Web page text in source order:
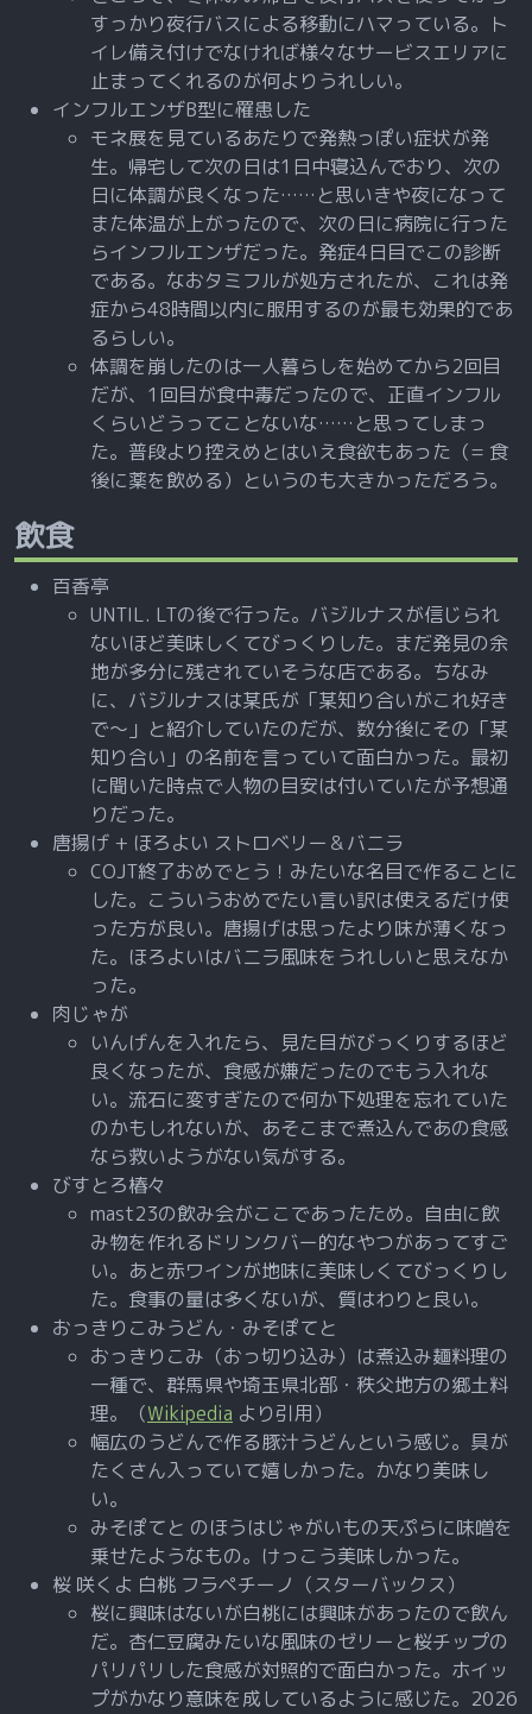
すっかり夜行バスによる移動にハマっている。ト
イレ備え付けでなければ様々なサービスエリアに
止まってくれるのが何よりうれしい。
インフルエンザB型に罹患した
モネ展を見ているあたりで発熱っぽい症状が発
生。帰宅して次の日は1日中寝込んでおり、次の
日に体調が良くなった……と思いきや夜になって
また体温が上がったので、次の日に病院に行った
らインフルエンザだった。発症4日目でこの診断
である。なおタミフルが処方されたが、これは発
症から48時間以内に服用するのが最も効果的であ
るらしい。
体調を崩したのは一人暮らしを始めてから2回目
だが、1回目が食中毒だったので、正直インフル
くらいどうってことないな……と思ってしまっ
た。普段より控えめとはいえ食欲もあった（= 食
後に薬を飲める）というのも大きかっただろう。
飲食
百香亭
UNTIL. LTの後で行った。バジルナスが信じられ
ないほど美味しくてびっくりした。まだ発見の余
地が多分に残されていそうな店である。ちなみ
に、バジルナスは某氏が「某知り合いがこれ好き
で～」と紹介していたのだが、数分後にその「某
知り合い」の名前を言っていて面白かった。最初
に聞いた時点で人物の目安は付いていたが予想通
りだった。
唐揚げ + ほろよい ストロベリー＆バニラ
COJT終了おめでとう！みたいな名目で作ることに
した。こういうおめでたい言い訳は使えるだけ使
った方が良い。唐揚げは思ったより味が薄くなっ
た。ほろよいはバニラ風味をうれしいと思えなか
った。
肉じゃが
いんげんを入れたら、見た目がびっくりするほど
良くなったが、食感が嫌だったのでもう入れな
い。流石に変すぎたので何か下処理を忘れていた
のかもしれないが、あそこまで煮込んであの食感
なら救いようがない気がする。
びすとろ椿々
mast23の飲み会がここであったため。自由に飲
み物を作れるドリンクバー的なやつがあってすご
い。あと赤ワインが地味に美味しくてびっくりし
た。食事の量は多くないが、質はわりと良い。
おっきりこみうどん・みそぽてと
おっきりこみ（おっ切り込み）は煮込み麺料理の
一種で、群馬県や埼玉県北部・秩父地方の郷土料
理。（Wikipedia より引用）
幅広のうどんで作る豚汁うどんという感じ。具が
たくさん入っていて嬉しかった。かなり美味し
い。
みそぽてと のほうはじゃがいもの天ぷらに味噌を
乗せたようなもの。けっこう美味しかった。
桜 咲くよ 白桃 フラペチーノ（スターバックス）
桜に興味はないが白桃には興味があったので飲ん
だ。杏仁豆腐みたいな風味のゼリーと桜チップの
パリパリした食感が対照的で面白かった。ホイッ
プがかなり意味を成しているように感じた。2026